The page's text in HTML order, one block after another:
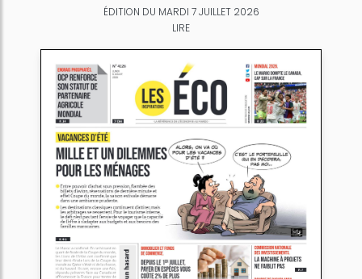
ÉDITION DU MARDI 7 JUILLET 2026
LIRE